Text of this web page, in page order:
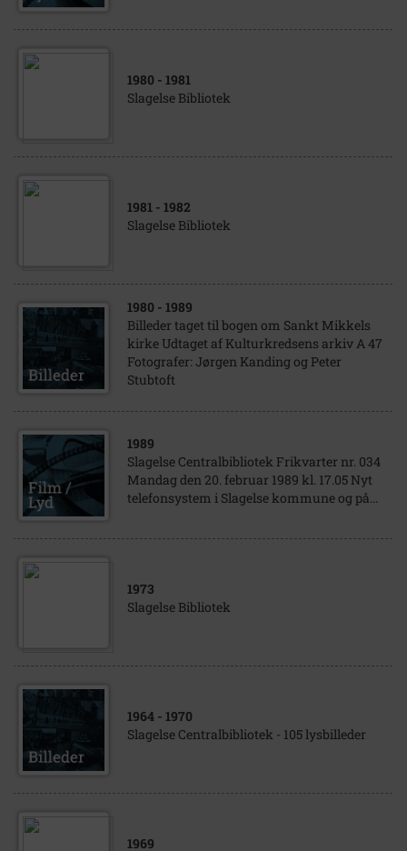
1980 - 1981
Slagelse Bibliotek
1981 - 1982
Slagelse Bibliotek
1980 - 1989
Billeder taget til bogen om Sankt Mikkels
kirke Udtaget af Kulturkredsens arkiv A 47
Fotografer: Jørgen Kanding og Peter
Stubtoft
1989
Slagelse Centralbibliotek Frikvarter nr. 034
Mandag den 20. februar 1989 kl. 17.05 Nyt
telefonsystem i Slagelse kommune og på...
1973
Slagelse Bibliotek
1964 - 1970
Slagelse Centralbibliotek - 105 lysbilleder
1969